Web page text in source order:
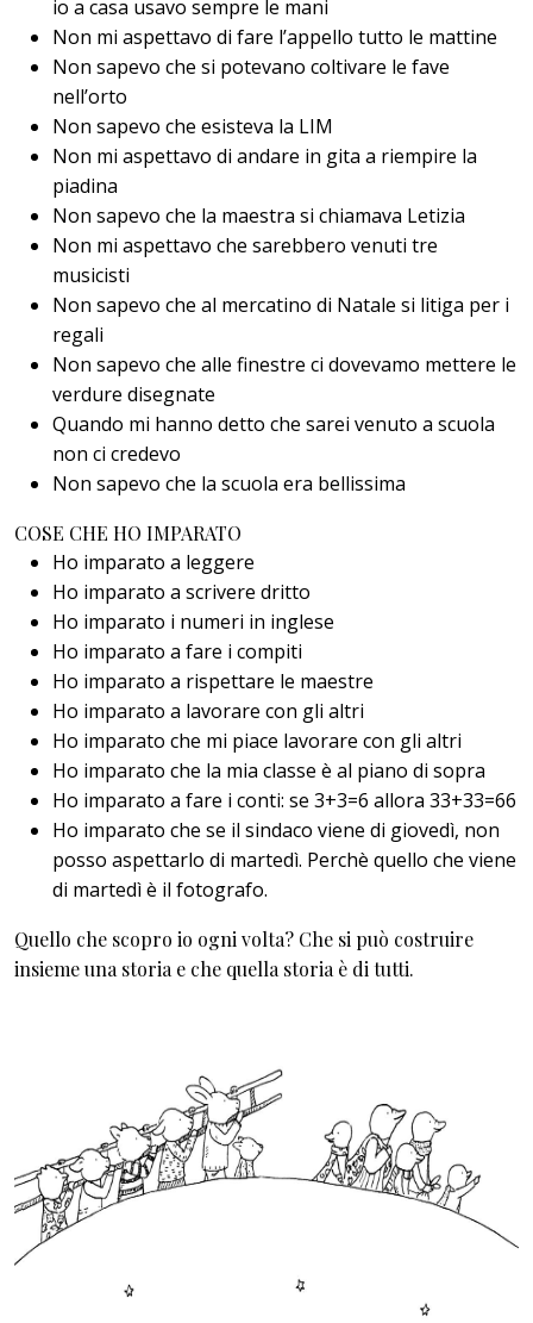
io a casa usavo sempre le mani
Non mi aspettavo di fare l’appello tutto le mattine
Non sapevo che si potevano coltivare le fave
nell’orto
Non sapevo che esisteva la LIM
Non mi aspettavo di andare in gita a riempire la
piadina
Non sapevo che la maestra si chiamava Letizia
Non mi aspettavo che sarebbero venuti tre
musicisti
Non sapevo che al mercatino di Natale si litiga per i
regali
Non sapevo che alle finestre ci dovevamo mettere le
verdure disegnate
Quando mi hanno detto che sarei venuto a scuola
non ci credevo
Non sapevo che la scuola era bellissima
COSE CHE HO IMPARATO
Ho imparato a leggere
Ho imparato a scrivere dritto
Ho imparato i numeri in inglese
Ho imparato a fare i compiti
Ho imparato a rispettare le maestre
Ho imparato a lavorare con gli altri
Ho imparato che mi piace lavorare con gli altri
Ho imparato che la mia classe è al piano di sopra
Ho imparato a fare i conti: se 3+3=6 allora 33+33=66
Ho imparato che se il sindaco viene di giovedì, non
posso aspettarlo di martedì. Perchè quello che viene
di martedì è il fotografo.
Quello che scopro io ogni volta? Che si può costruire
insieme una storia e che quella storia è di tutti.